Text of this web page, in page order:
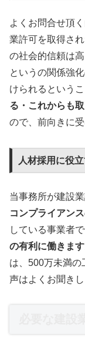
よくお問合せ頂
業許可を取得さ
の社会的信頼は
というの関係強
けられるという
る・これからも
ので、前向きに
人材採用に役
当事務所が建設
コンプライアン
している事業者
の有利に働きます
は、500万未満の
声はよくお聞きし